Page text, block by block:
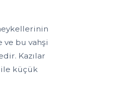
ve bu vahşi
Kazılar
ile küçük